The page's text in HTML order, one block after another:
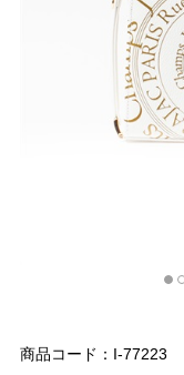
商品コード：I-77223